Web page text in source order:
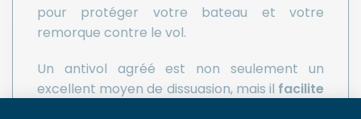
pour protéger votre bateau et votre
remorque contre le vol.
Un antivol agréé est non seulement un
excellent moyen de dissuasion, mais il facilite